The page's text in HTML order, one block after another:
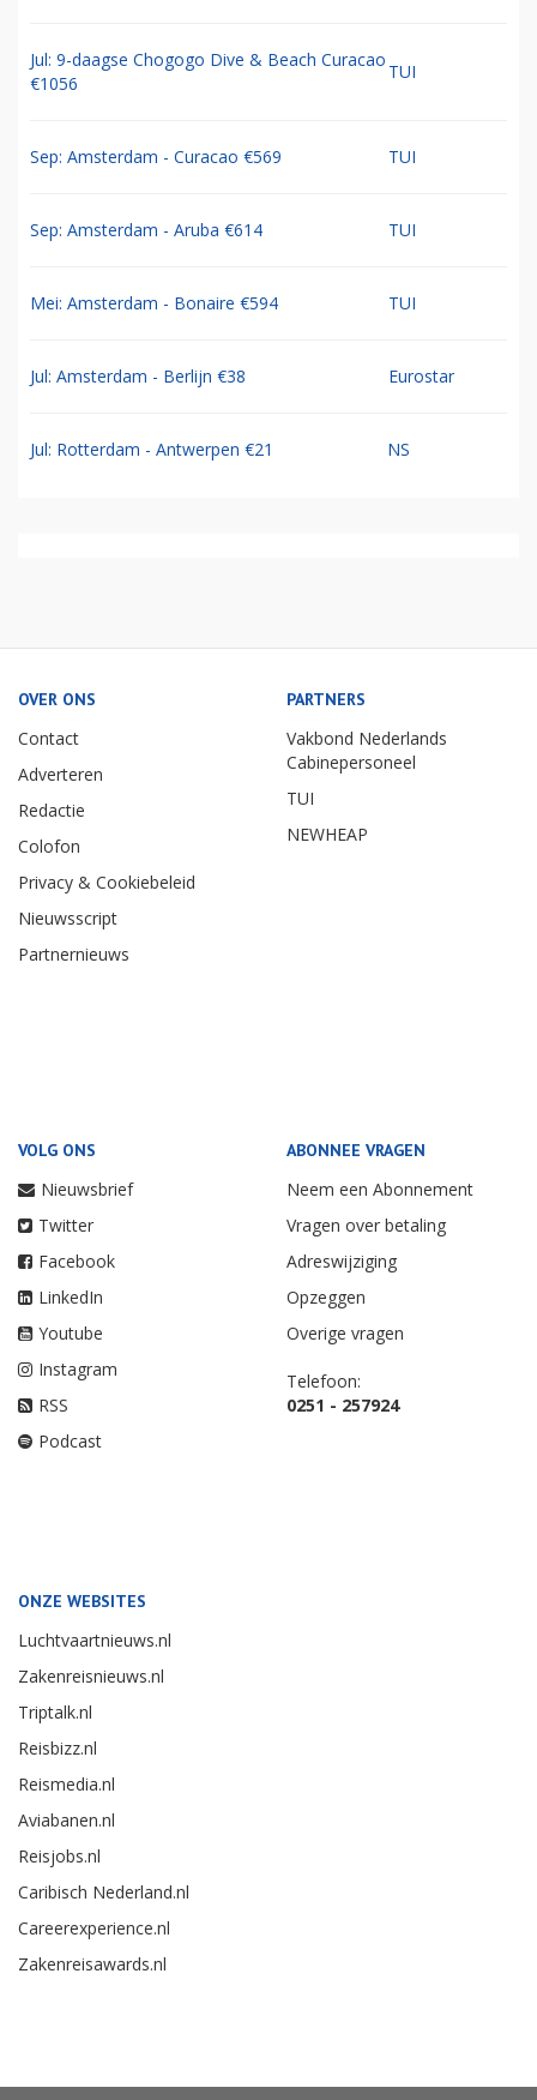
Jul: 9-daagse Chogogo Dive & Beach Curacao
€1056
TUI
Sep: Amsterdam - Curacao €569 TUI
Sep: Amsterdam - Aruba €614 TUI
Mei: Amsterdam - Bonaire €594 TUI
Jul: Amsterdam - Berlijn €38 Eurostar
Jul: Rotterdam - Antwerpen €21 NS
OVER ONS
Contact
Adverteren
Redactie
Colofon
Privacy & Cookiebeleid
Nieuwsscript
Partnernieuws
PARTNERS
Vakbond Nederlands
Cabinepersoneel
TUI
NEWHEAP
VOLG ONS
Nieuwsbrief
Twitter
Facebook
LinkedIn
Youtube
Instagram
RSS
Podcast
ABONNEE VRAGEN
Neem een Abonnement
Vragen over betaling
Adreswijziging
Opzeggen
Overige vragen
Telefoon:
0251 - 257924
ONZE WEBSITES
Luchtvaartnieuws.nl
Zakenreisnieuws.nl
Triptalk.nl
Reisbizz.nl
Reismedia.nl
Aviabanen.nl
Reisjobs.nl
Caribisch Nederland.nl
Careerexperience.nl
Zakenreisawards.nl